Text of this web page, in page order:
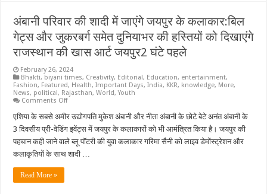
अंबानी परिवार की शादी में जाएंगे जयपुर के कलाकार:बिल
गेट्स और जुकरबर्ग समेत दुनियाभर की हस्तियों को दिखाएंगे
राजस्थान की खास आर्ट जयपुर2 घंटे पहले
February 26, 2024
Bhakti, biyani times, Creativity, Editorial, Education, entertainment,
Fashion, Featured, Health,Important Days,India, KKR, knowledge, More,
News, political, Rajasthan,World,Youth
Comments Offon
परिवार
शादी
में
जाएंगे
जयपुर
एशिया के सबसे अमीर उद्योगपति मुकेश अंबानी और नीता अंबानी के छोटे बेटे अनंत अंबानी के
3 दिवसीय प्री-वेडिंग इवेंट्स में जयपुर के कलाकारों को भी आमंत्रित किया है। जयपुर की
पहचान कही जाने वाले ब्लू पॉटरी की युवा कलाकार गरिमा सैनी को लाइव डेमोंस्ट्रेशन और
कलाकृतियों के साथ शादी …
Read More »